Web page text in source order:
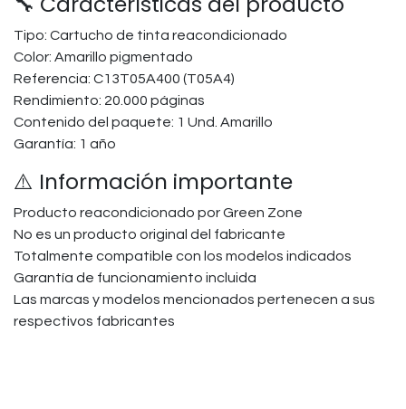
Tipo: Cartucho de tinta reacondicionado
Color: Amarillo pigmentado
Referencia: C13T05A400 (T05A4)
Rendimiento: 20.000 páginas
Contenido del paquete: 1 Und. Amarillo
Garantía: 1 año
⚠️ Información importante
Producto reacondicionado por Green Zone
No es un producto original del fabricante
Totalmente compatible con los modelos indicados
Garantía de funcionamiento incluida
Las marcas y modelos mencionados pertenecen a sus
respectivos fabricantes